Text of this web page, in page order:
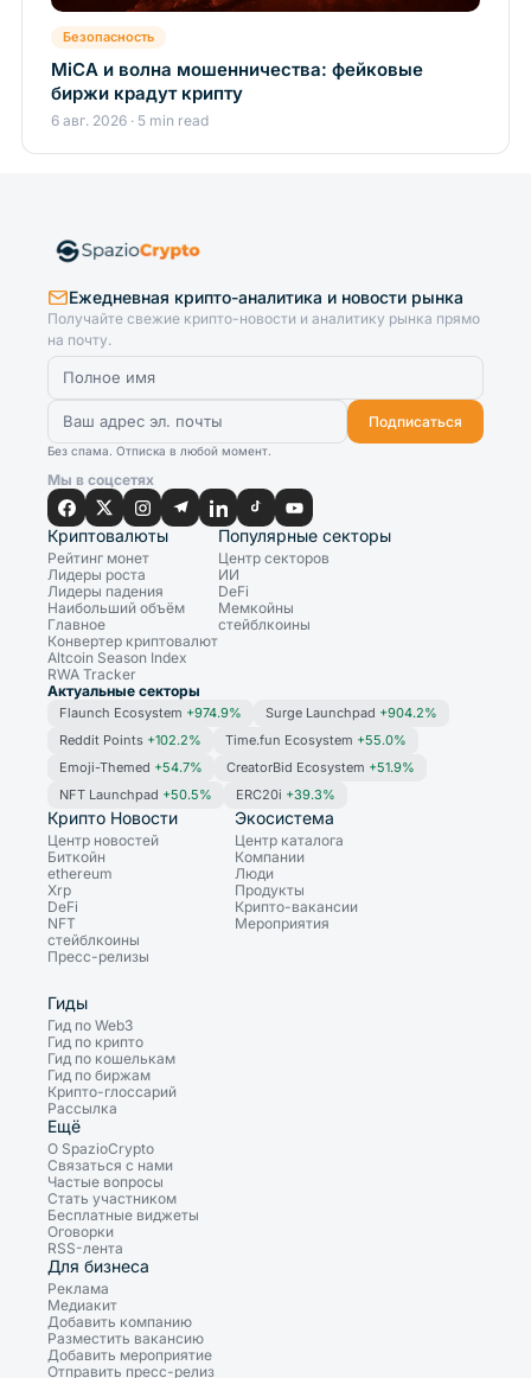
Безопасность
MiCA и волна мошенничества: фейковые
биржи крадут крипту
6 авг. 2026 · 5 min read
Ежедневная крипто-аналитика и новости рынка
Получайте свежие крипто-новости и аналитику рынка прямо
на почту.
Подписаться
Без спама. Отписка в любой момент.
Мы в соцсетях
Криптовалюты
Рейтинг монет
Лидеры роста
Лидеры падения
Наибольший объём
Главное
Конвертер криптовалют
Altcoin Season Index
RWA Tracker
Популярные секторы
Центр секторов
ИИ
DeFi
Мемкойны
стейблкоины
Актуальные секторы
Flaunch Ecosystem +974.9% Surge Launchpad +904.2%
Reddit Points +102.2% Time.fun Ecosystem +55.0%
Emoji-Themed +54.7% CreatorBid Ecosystem +51.9%
NFT Launchpad +50.5% ERC20i +39.3%
Крипто Новости
Центр новостей
Биткойн
ethereum
Xrp
DeFi
NFT
стейблкоины
Пресс-релизы
Экосистема
Центр каталога
Компании
Люди
Продукты
Крипто-вакансии
Мероприятия
Гиды
Гид по Web3
Гид по крипто
Гид по кошелькам
Гид по биржам
Крипто-глоссарий
Рассылка
Ещё
О SpazioCrypto
Связаться с нами
Частые вопросы
Стать участником
Бесплатные виджеты
Оговорки
RSS-лента
Для бизнеса
Реклама
Медиакит
Добавить компанию
Разместить вакансию
Добавить мероприятие
Отправить пресс-релиз